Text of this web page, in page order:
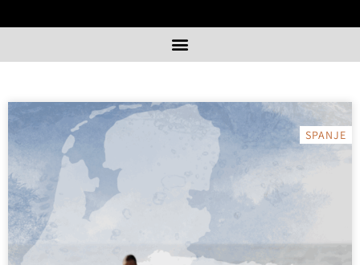
SPANJE